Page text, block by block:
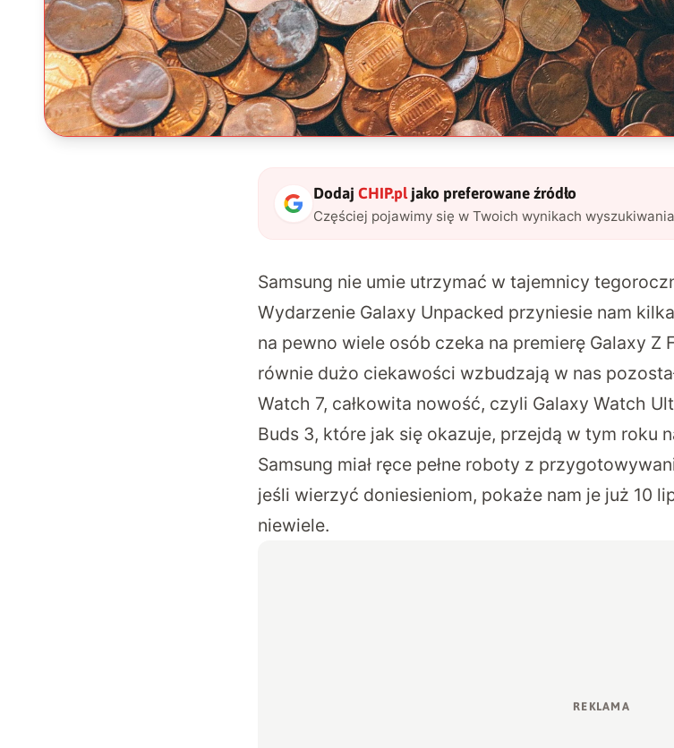
Dodaj CHIP.pljako preferowane źródło
Częściej pojawimy się w Twoich wynikach
Samsung nie umie utrzymać w tajemnicy
Wydarzenie Galaxy Unpacked przyniesie nam
na pewno wiele osób czeka na premierę Galaxy Z
równie dużo ciekawości wzbudzają w nas
Watch 7, całkowita nowość, czyli Galaxy Watch
Buds 3, które jak się okazuje, przejdą w tym roku
Samsung miał ręce pełne roboty z
jeśli wierzyć doniesieniom, pokaże nam je już 10
niewiele.